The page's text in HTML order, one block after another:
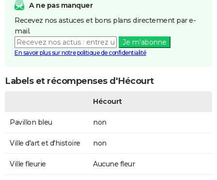
A ne pas manquer
Recevez nos astuces et bons plans directement par e-
mail.
Je m'abonne
En savoir plus sur notre politique de confidentialité
Labels et récompenses d'Hécourt
Hécourt
Pavillon bleu non
Ville d'art et d'histoire non
Ville fleurie Aucune fleur